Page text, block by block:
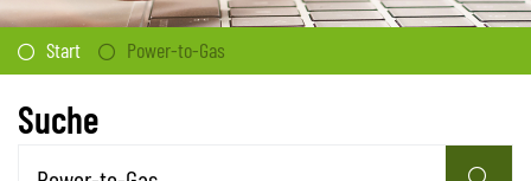
Start Power-to-Gas
Suche